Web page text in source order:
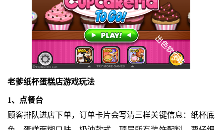
老爹纸杯蛋糕店游戏玩法
1、点餐台
顾客排队进店下单，订单卡片会写清三样关键信息：纸杯底